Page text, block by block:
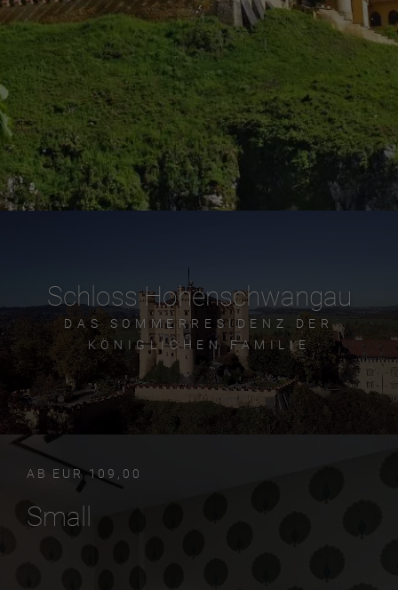
Schloss Hohenschwangau
DAS SOMMERRESIDENZ DER
KÖNIGLICHEN FAMILIE
AB EUR 109,00
Small